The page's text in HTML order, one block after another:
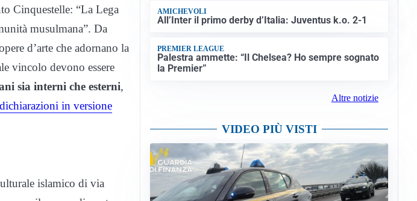
Cinquestelle: “La Lega
musulmana”. Da
d’arte che adornano la
vincolo devono essere
sia interni che esterni,
in versione
islamico di via
AMICHEVOLI
All’Inter il primo derby d’Italia: Juventus k.o. 2-1
PREMIER LEAGUE
Palestra ammette: “Il Chelsea? Ho sempre sognato
la Premier”
Altre notizie
VIDEO PIÙ VISTI